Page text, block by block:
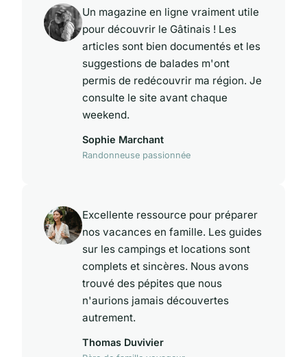
Un magazine en ligne vraiment utile
pour découvrir le Gâtinais ! Les
articles sont bien documentés et les
suggestions de balades m'ont
permis de redécouvrir ma région. Je
consulte le site avant chaque
weekend.
Sophie Marchant
Randonneuse passionnée
Excellente ressource pour préparer
nos vacances en famille. Les guides
sur les campings et locations sont
complets et sincères. Nous avons
trouvé des pépites que nous
n'aurions jamais découvertes
autrement.
Thomas Duvivier